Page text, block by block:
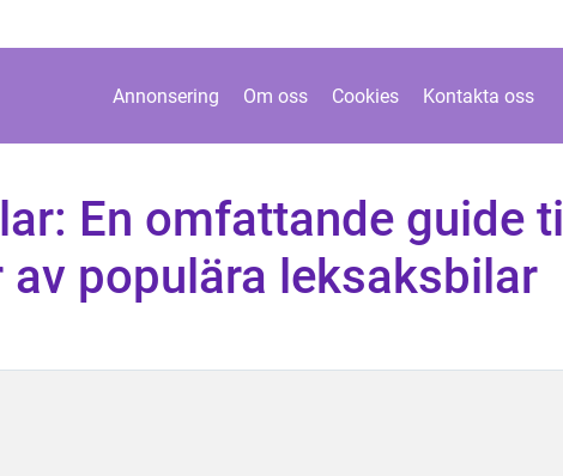
Annonsering Om oss Cookies Kontakta oss
En omfattande guide till
av populära leksaksbilar